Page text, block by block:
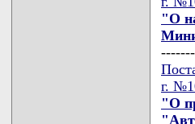
"О
г.
"О